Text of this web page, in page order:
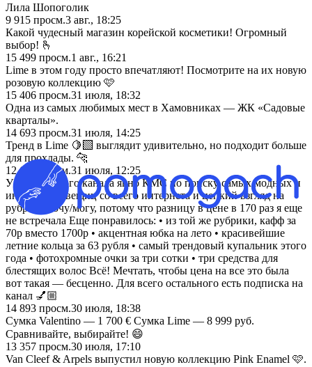
Лила Шопоголик
9 915 просм.3 авг., 18:25
Какой чудесный магазин корейской косметики! Огромный
выбор! 🫰
15 499 просм.1 авг., 16:21
Lime в этом году просто впечатляют! Посмотрите на их новую
розовую коллекцию 🩷
15 406 просм.31 июля, 18:32
Одна из самых любимых мест в Хамовниках — ЖК «Садовые
кварталы».
14 693 просм.31 июля, 14:25
Тренд в Lime 🍋‍🟩 выглядит удивительно, но подходит больше
для прохлады. 🐆
12 664
просм.31 июля, 12:25
У админа этого канала явно КМС по поиску самых модных и
интересных вещиц со всего интернета и цепкий взгляд на
рубрику хочу/могу, потому что разницу в цене в 170 раз я еще
не встречала Еще понравилось: • из той же рубрики, кафф за
70р вместо 1700р • акцентная юбка на лето • красивейшие
летние кольца за 63 рубля • самый трендовый купальник этого
года • фотохромные очки за три сотки • три средства для
блестящих волос Всё! Мечтать, чтобы цена на все это была
вот такая — бесценно. Для всего остального есть подписка на
канал 💅🏼
14 893 просм.30 июля, 18:38
Сумка Valentino — 1 700 € Сумка Lime — 8 999 руб.
Сравнивайте, выбирайте! 😄
13 357 просм.30 июля, 17:10
Van Cleef & Arpels выпустил новую коллекцию Pink Enamel 🩷.